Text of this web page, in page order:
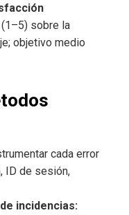
sobre la
objetivo medio
cada error
ID de sesión,
incidencias: